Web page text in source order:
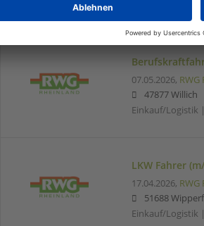
Einkauf/
07.05.2026, RWG
47877 Willich
Einkauf/Logistik
LKW Fahrer
17.04.2026, RWG
51688
Einkauf/Logistik